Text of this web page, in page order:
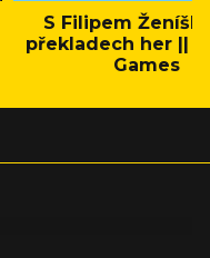
S Filipem
překladech her ||
Games